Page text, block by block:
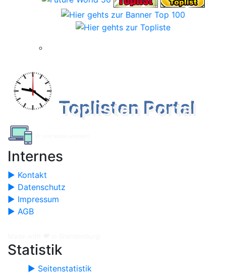
Toplisten Portal
Internes
► Kontakt
► Datenschutz
► Impressum
► AGB
Statistik
► Seitenstatistik